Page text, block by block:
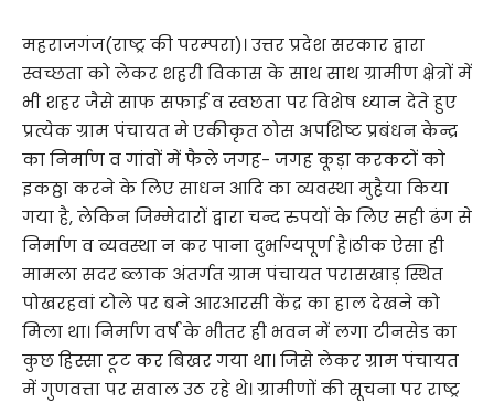
महराजगंज(राष्ट्र की परम्परा)। उत्तर प्रदेश सरकार द्वारा
स्वच्छता को लेकर शहरी विकास के साथ साथ ग्रामीण क्षेत्रों में
भी शहर जैसे साफ सफाई व स्वछता पर विशेष ध्यान देते हुए
प्रत्येक ग्राम पंचायत मे एकीकृत ठोस अपशिष्ट प्रबंधन केन्द्र
का निर्माण व गांवों में फैले जगह- जगह कूड़ा करकटों को
इकठ्ठा करने के लिए साधन आदि का व्यवस्था मुहैया किया
गया है, लेकिन जिम्मेदारों द्वारा चन्द रुपयों के लिए सही ढंग से
निर्माण व व्यवस्था न कर पाना दुर्भाग्यपूर्ण है।ठीक ऐसा ही
मामला सदर ब्लाक अंतर्गत ग्राम पंचायत परासखाड़ स्थित
पोखरहवां टोले पर बने आरआरसी केंद्र का हाल देखने को
मिला था। निर्माण वर्ष के भीतर ही भवन में लगा टीनसेड का
कुछ हिस्सा टूट कर बिखर गया था। जिसे लेकर ग्राम पंचायत
में गुणवत्ता पर सवाल उठ रहे थे। ग्रामीणों की सूचना पर राष्ट्र